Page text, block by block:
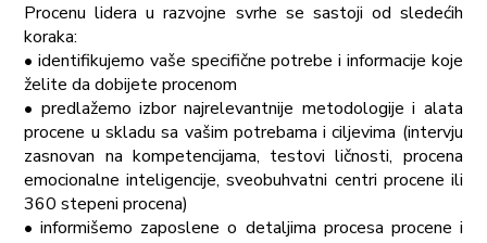
Procenu lidera u razvojne svrhe se sastoji od sledećih
koraka:
• identifikujemo vaše specifične potrebe i informacije koje
želite da dobijete procenom
• predlažemo izbor najrelevantnije metodologije i alata
procene u skladu sa vašim potrebama i ciljevima (intervju
zasnovan na kompetencijama, testovi ličnosti, procena
emocionalne inteligencije, sveobuhvatni centri procene ili
360 stepeni procena)
• informišemo zaposlene o detaljima procesa procene i